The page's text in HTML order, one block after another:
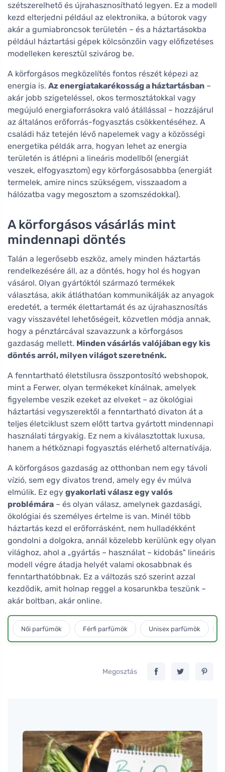
szétszerelhető és újrahasznosítható legyen. Ez a modell
kezd elterjedni például az elektronika, a bútorok vagy
akár a gumiabroncsok területén – és a háztartásokba
például háztartási gépek kölcsönzőin vagy előfizetéses
modelleken keresztül szivárog be.
A körforgásos megközelítés fontos részét képezi az
energia is. Az energiatakarékosság a háztartásban –
akár jobb szigeteléssel, okos termosztátokkal vagy
megújuló energiaforrásokra való átállással – hozzájárul
az általános erőforrás-fogyasztás csökkentéséhez. A
családi ház tetején lévő napelemek vagy a közösségi
energetika példák arra, hogyan lehet az energia
területén is átlépni a lineáris modellből (energiát
veszek, elfogyasztom) egy körforgásosabbba (energiát
termelek, amire nincs szükségem, visszaadom a
hálózatba vagy megosztom a szomszédokkal).
A körforgásos vásárlás mint
mindennapi döntés
Talán a legerősebb eszköz, amely minden háztartás
rendelkezésére áll, az a döntés, hogy hol és hogyan
vásárol. Olyan gyártóktól származó termékek
választása, akik átláthatóan kommunikálják az anyagok
eredetét, a termék élettartamát és az újrahasznosítás
vagy visszavétel lehetőségeit, közvetlen módja annak,
hogy a pénztárcával szavazzunk a körforgásos
gazdaság mellett. Minden vásárlás valójában egy kis
döntés arról, milyen világot szeretnénk.
A fenntartható életstílusra összpontosító webshopok,
mint a Ferwer, olyan termékeket kínálnak, amelyek
figyelembe veszik ezeket az elveket – az ökológiai
háztartási vegyszerektől a fenntartható divaton át a
teljes életciklust szem előtt tartva gyártott mindennapi
használati tárgyakig. Ez nem a kiválasztottak luxusa,
hanem a hétköznapi fogyasztás elérhető alternatívája.
A körforgásos gazdaság az otthonban nem egy távoli
vízió, sem egy divatos trend, amely egy év múlva
elmúlik. Ez egy gyakorlati válasz egy valós
problémára – és olyan válasz, amelynek gazdasági,
ökológiai és személyes értelme is van. Minél több
háztartás kezd el erőforrásként, nem hulladékként
gondolni a dolgokra, annál közelebb kerülünk egy olyan
világhoz, ahol a „gyártás – használat – kidobás" lineáris
modell végre átadja helyét valami okosabbnak és
fenntarthatóbbnak. Ez a változás szó szerint azzal
kezdődik, amit holnap reggel a kosarunkba teszünk –
akár boltban, akár online.
Női parfümök Férfi parfümök Unisex parfümök
Megosztás